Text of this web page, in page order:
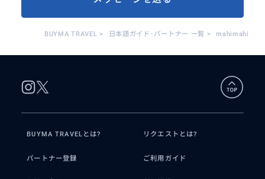
BUYMA TRAVEL > 日本語ガイド･パートナー 一覧 > mahimahi
BUYMA TRAVELとは? リクエストとは?
パートナー登録 ご利用ガイド